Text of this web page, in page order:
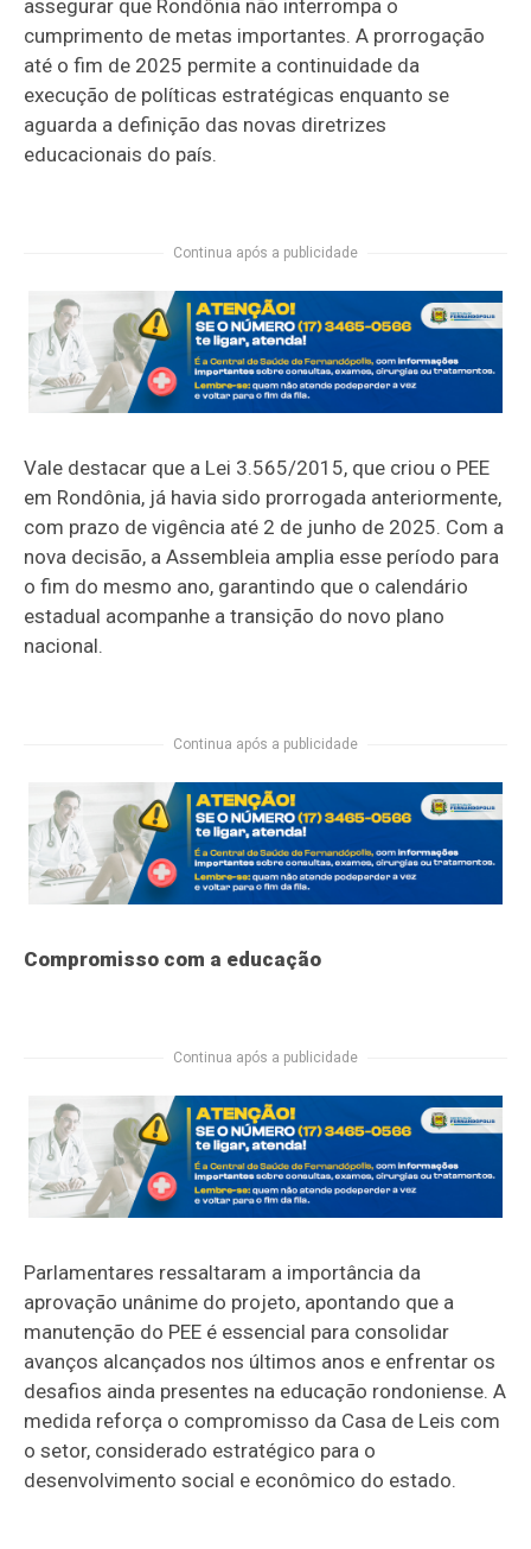
assegurar que Rondônia não interrompa o
cumprimento de metas importantes. A prorrogação
até o fim de 2025 permite a continuidade da
execução de políticas estratégicas enquanto se
aguarda a definição das novas diretrizes
educacionais do país.
Continua após a publicidade
Vale destacar que a Lei 3.565/2015, que criou o PEE
em Rondônia, já havia sido prorrogada anteriormente,
com prazo de vigência até 2 de junho de 2025. Com a
nova decisão, a Assembleia amplia esse período para
o fim do mesmo ano, garantindo que o calendário
estadual acompanhe a transição do novo plano
nacional.
Continua após a publicidade
Compromisso com a educação
Continua após a publicidade
Parlamentares ressaltaram a importância da
aprovação unânime do projeto, apontando que a
manutenção do PEE é essencial para consolidar
avanços alcançados nos últimos anos e enfrentar os
desafios ainda presentes na educação rondoniense. A
medida reforça o compromisso da Casa de Leis com
o setor, considerado estratégico para o
desenvolvimento social e econômico do estado.